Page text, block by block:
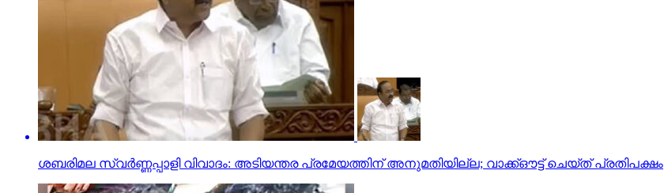
ശബരിമല സ്വര്‍ണ്ണപ്പാളി വിവാദം: അടിയന്തര പ്രമേയത്തിന് അനുമതിയില്ല; വാക്ക്ഔട്ട് ചെയ്ത് പ്രതിപക്ഷം